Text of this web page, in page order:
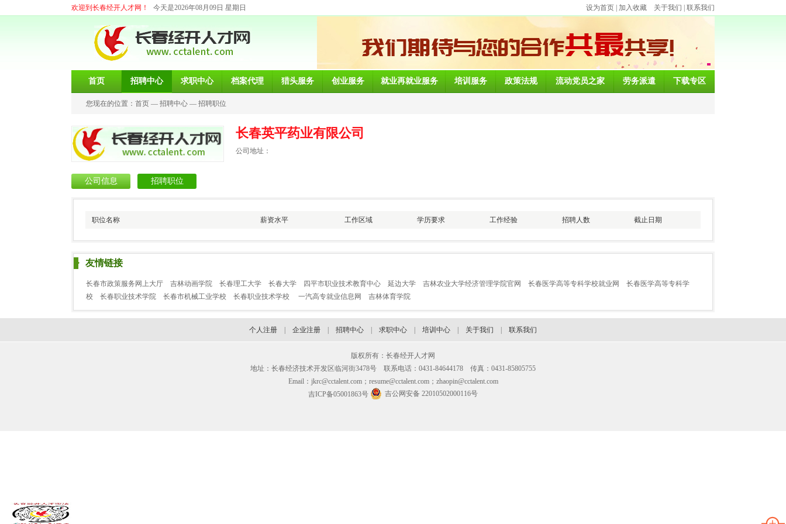
欢迎到长春经开人才网！ 今天是2026年08月09日 星期日 设为首页 加入收藏 关于我们 联系我们
首页 招聘中心 求职中心 档案代理 猎头服务 创业服务 就业再就业服务 培训服务 政策法规 流动党员之家 劳务派遣 下载专区
您现在的位置： 首页 — 招聘中心 — 招聘职位
长春英平药业有限公司
公司地址：
公司信息 招聘职位
职位名称 薪资水平 工作区域 学历要求 工作经验 招聘人数 截止日期
友情链接
长春市政策服务网上大厅 吉林动画学院 长春理工大学 长春大学 四平市职业技术教育中心 延边大学 吉林农业大学经济管理学院官网 长春医学高等专科学校就业网
长春医学高等专科学
校
长春职业技术学院 长春市机械工业学校 长春职业技术学校 一汽高专就业信息网 吉林体育学院
个人注册 企业注册 招聘中心 求职中心 培训中心 关于我们 联系我们
版权所有：长春经开人才网
地址：长春经济技术开发区临河街3478号 联系电话：0431-84644178 传真：0431-85805755
Email：jkrc@cctalent.com；resume@cctalent.com；zhaopin@cctalent.com
吉ICP备05001863号
吉公网安备 22010502000116号